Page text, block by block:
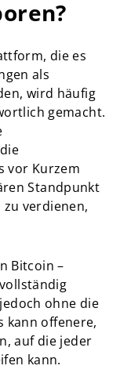
die es
als
wird häufig
gemacht.
vor Kurzem
Standpunkt
verdienen,
Bitcoin –
ohne die
kann offenere,
auf die jeder
kann.